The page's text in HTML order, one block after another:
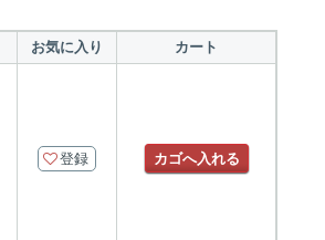
お気に入り カート
登録 カゴへ入れる